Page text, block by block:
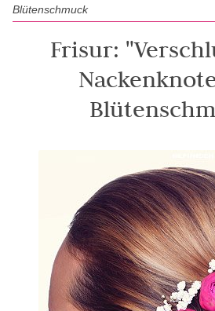
Blütenschmuck
Frisur: